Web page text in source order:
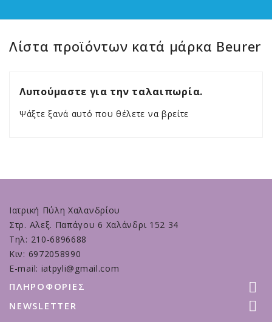
Λίστα προϊόντων κατά μάρκα Beurer
Λυπούμαστε για την ταλαιπωρία.
Ψάξτε ξανά αυτό που θέλετε να βρείτε
Ιατρική Πύλη Χαλανδρίου
Στρ. Αλεξ. Παπάγου 6 Χαλάνδρι 152 34
Τηλ: 210-6896688
Κιν: 6972058990
E-mail: iatpyli@gmail.com
ΠΛΗΡΟΦΟΡΊΕΣ 
NEWSLETTER 